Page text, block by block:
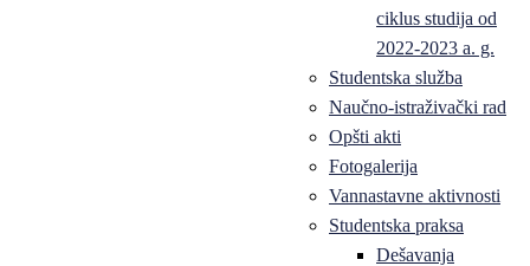
ciklus studija od
2022-2023 a. g.
Studentska služba
Naučno-istraživački rad
Opšti akti
Fotogalerija
Vannastavne aktivnosti
Studentska praksa
Dešavanja